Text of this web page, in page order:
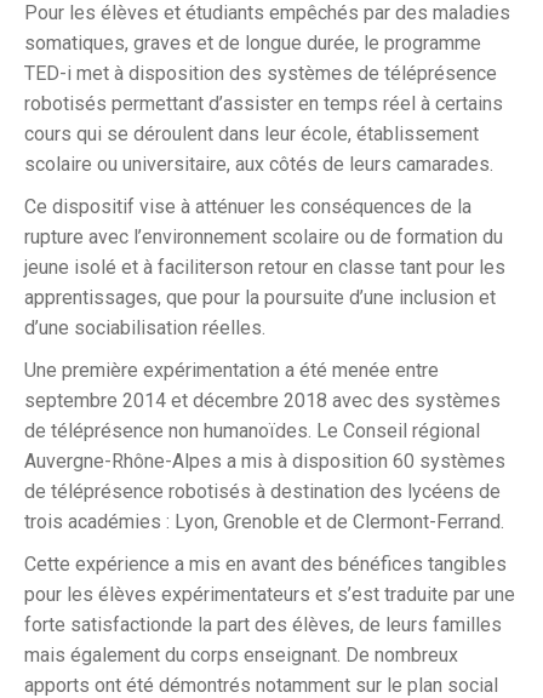
Pour les élèves et étudiants empêchés par des maladies
somatiques, graves et de longue durée, le programme
TED-i met à disposition des systèmes de téléprésence
robotisés permettant d’assister en temps réel à certains
cours qui se déroulent dans leur école, établissement
scolaire ou universitaire, aux côtés de leurs camarades.
Ce dispositif vise à atténuer les conséquences de la
rupture avec l’environnement scolaire ou de formation du
jeune isolé et à faciliterson retour en classe tant pour les
apprentissages, que pour la poursuite d’une inclusion et
d’une sociabilisation réelles.
Une première expérimentation a été menée entre
septembre 2014 et décembre 2018 avec des systèmes
de téléprésence non humanoïdes. Le Conseil régional
Auvergne-Rhône-Alpes a mis à disposition 60 systèmes
de téléprésence robotisés à destination des lycéens de
trois académies : Lyon, Grenoble et de Clermont-Ferrand.
Cette expérience a mis en avant des bénéfices tangibles
pour les élèves expérimentateurs et s’est traduite par une
forte satisfactionde la part des élèves, de leurs familles
mais également du corps enseignant. De nombreux
apports ont été démontrés notamment sur le plan social